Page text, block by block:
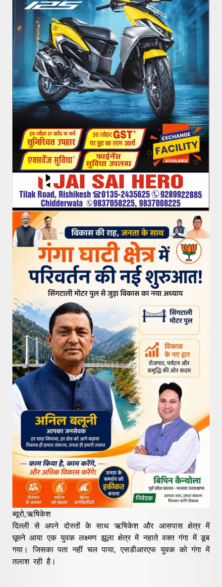
ब्यूरो,ऋषिकेश
दिल्ली से अपने दोस्तों के साथ ऋषिकेश और आसपास क्षेत्र में
घूमने आया एक युवक लक्ष्मण झूला क्षेत्र में नहाते वक्त गंगा में डूब
गया। जिसका पता नहीं चल पाया, एसडीआरएफ युवक को गंगा में
तलाश रही है।